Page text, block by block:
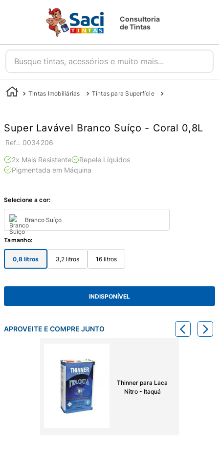
Consultoria
de Tintas
Busque tintas, acessórios e muito mais...
Tintas Imobiliárias Tintas para Superfície
Super Lavável Branco Suíço - Coral 0,8L
: 0034206
2x Mais Resistente
Repele Líquidos
Pigmentada em Máquina
Selecione a cor:
Branco Suíço
Tamanho:
0,8 litros 3,2 litros 16 litros
INDISPONÍVEL
APROVEITE E COMPRE JUNTO
Thinner para Laca
Nitro - Itaquá